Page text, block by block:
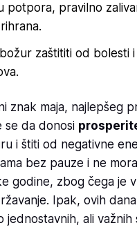
potpora, pravilno
zaštititi od bolesti
znak maja, najlepšeg
se da donosi
i štiti od negativne
bez pauze i ne
godine, zbog čega je
Ipak, ovih
jednostavnih, ali važnih